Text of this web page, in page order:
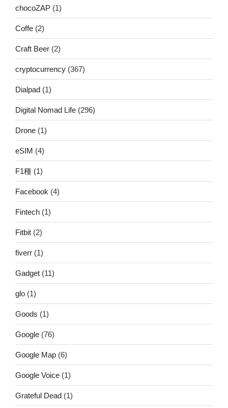
chocoZAP (1)
Coffe (2)
Craft Beer (2)
cryptocurrency (367)
Dialpad (1)
Digital Nomad Life (296)
Drone (1)
eSIM (4)
F1種 (1)
Facebook (4)
Fintech (1)
Fitbit (2)
fiverr (1)
Gadget (11)
glo (1)
Goods (1)
Google (76)
Google Map (6)
Google Voice (1)
Grateful Dead (1)